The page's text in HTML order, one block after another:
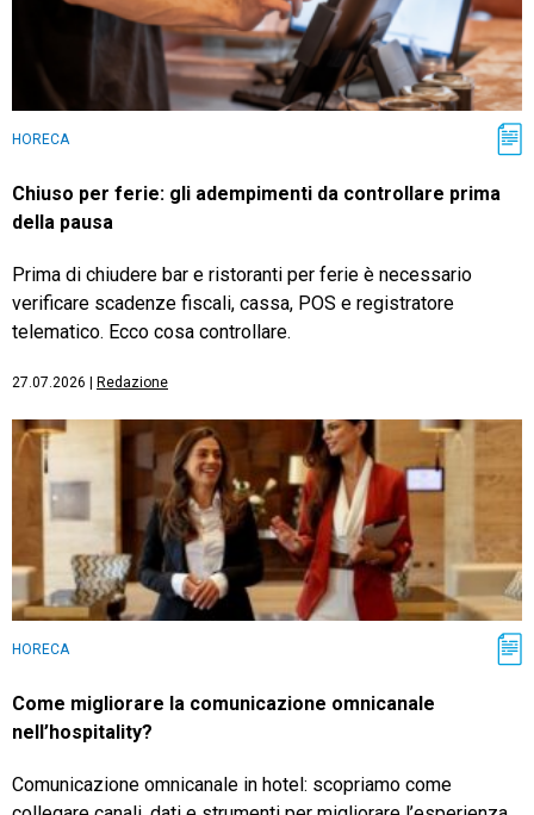
HORECA
Chiuso per ferie: gli adempimenti da controllare prima
della pausa
Prima di chiudere bar e ristoranti per ferie è necessario
verificare scadenze fiscali, cassa, POS e registratore
telematico. Ecco cosa controllare.
27.07.2026 Redazione
HORECA
Come migliorare la comunicazione omnicanale
nell’hospitality?
Comunicazione omnicanale in hotel: scopriamo come